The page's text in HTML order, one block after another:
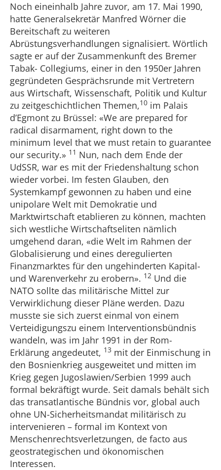
Noch eineinhalb Jahre zuvor, am 17. Mai 1990,
hatte Generalsekretär Manfred Wörner die
Bereitschaft zu weiteren
Abrüstungsverhandlungen signalisiert. Wörtlich
sagte er auf der Zusammenkunft des Bremer
Tabak- Collegiums, einer in den 1950er Jahren
gegründeten Gesprächsrunde mit Vertretern
aus Wirtschaft, Wissenschaft, Politik und Kultur
zu zeitgeschichtlichen Themen,10 im Palais
d’Egmont zu Brüssel: «We are prepared for
radical disarmament, right down to the
minimum level that we must retain to guarantee
our security.» 11 Nun, nach dem Ende der
UdSSR, war es mit der Friedenshaltung schon
wieder vorbei. Im festen Glauben, den
Systemkampf gewonnen zu haben und eine
unipolare Welt mit Demokratie und
Marktwirtschaft etablieren zu können, machten
sich westliche Wirtschaftseliten nämlich
umgehend daran, «die Welt im Rahmen der
Globalisierung und eines deregulierten
Finanzmarktes für den ungehinderten Kapital-
und Warenverkehr zu erobern». 12 Und die
NATO sollte das militärische Mittel zur
Verwirklichung dieser Pläne werden. Dazu
musste sie sich zuerst einmal von einem
Verteidigungszu einem Interventionsbündnis
wandeln, was im Jahr 1991 in der Rom-
Erklärung angedeutet, 13 mit der Einmischung in
den Bosnienkrieg ausgeweitet und mitten im
Krieg gegen Jugoslawien/Serbien 1999 auch
formal bekräftigt wurde. Seit damals behält sich
das transatlantische Bündnis vor, global auch
ohne UN-Sicherheitsmandat militärisch zu
intervenieren – formal im Kontext von
Menschenrechtsverletzungen, de facto aus
geostrategischen und ökonomischen
Interessen.